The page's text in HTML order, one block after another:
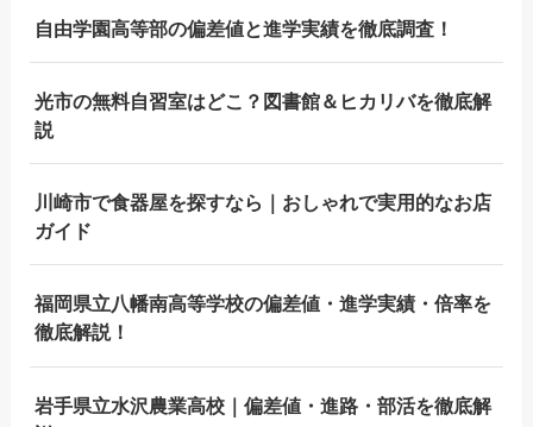
自由学園高等部の偏差値と進学実績を徹底調査！
光市の無料自習室はどこ？図書館＆ヒカリバを徹底解
説
川崎市で食器屋を探すなら｜おしゃれで実用的なお店
ガイド
福岡県立八幡南高等学校の偏差値・進学実績・倍率を
徹底解説！
岩手県立水沢農業高校｜偏差値・進路・部活を徹底解